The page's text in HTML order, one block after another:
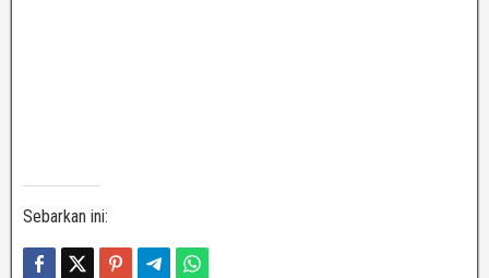
Sebarkan ini: